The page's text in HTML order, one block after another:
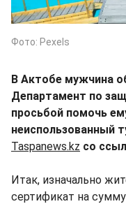
Фото: Pexels
В Актобе мужчина
Департамент по
просьбой помочь
неиспользованный
Taspanews.kz со
Итак, изначально
сертификат на